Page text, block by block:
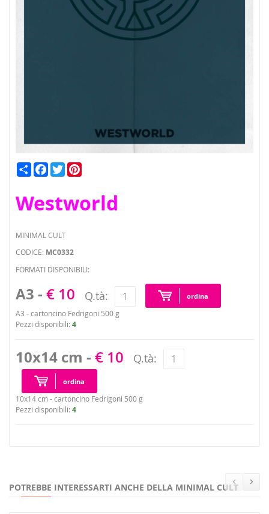
CondividiFacebook
Twitter
Westworld
MINIMAL CULT
CODICE: MC0332
FORMATI DISPONIBILI:
A3 - € 10 Q.tà: ordina
A3 - cartoncino Fedrigoni 500 g
Pezzi disponibili: 4
10x14 cm - € 10 Q.tà:
ordina
10x14 cm - cartoncino Fedrigoni 500 g
Pezzi disponibili: 4
POTREBBE INTERESSARTI ANCHE DELLA MINIMAL CULT